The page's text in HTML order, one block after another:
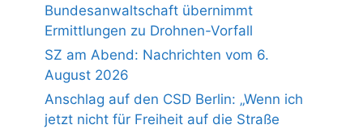
Bundesanwaltschaft übernimmt
Ermittlungen zu Drohnen-Vorfall
SZ am Abend: Nachrichten vom 6.
August 2026
Anschlag auf den CSD Berlin: „Wenn ich
jetzt nicht für Freiheit auf die Straße